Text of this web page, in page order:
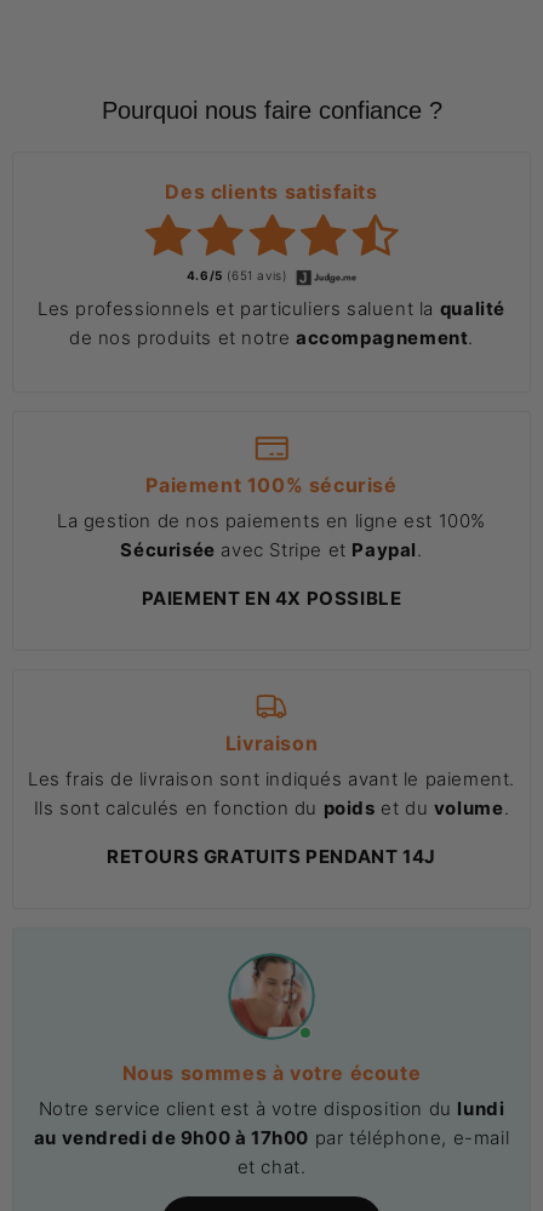
Pourquoi nous faire confiance ?
Des clients satisfaits
4.6/5 (651 avis)
Les professionnels et particuliers saluent la qualité
de nos produits et notre accompagnement
Paiement 100% sécurisé
La gestion de nos paiements en ligne est 100%
Sécurisée avec Stripe et Paypal
PAIEMENT EN 4X POSSIBLE
Livraison
Les frais de livraison sont indiqués avant le paiement.
Ils sont calculés en fonction du poids et du volume
RETOURS GRATUITS PENDANT 14J
Nous sommes à votre écoute
Notre service client est à votre disposition du lundi
au vendredi de 9h00 à 17h00 par téléphone, e-mail
et chat.